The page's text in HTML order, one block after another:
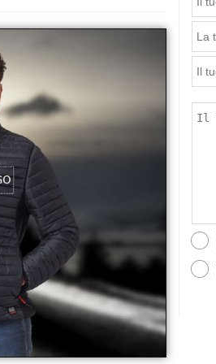
CHE STAI CERCANDO
RICERCA